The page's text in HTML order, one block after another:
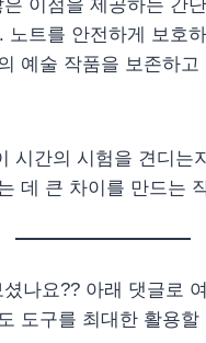
이점을 제공하는 간
트를 안전하게 보호
예술 작품을 보존하
시간의 시험을 견디는
데 큰 차이를 만드는
나요?? 아래 댓글로
도구를 최대한 활용